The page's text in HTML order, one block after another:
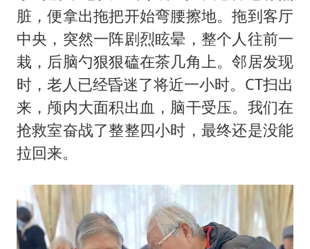
从科技创新看开局起步的时与势
脏，便拿出拖把开始弯腰擦地。拖到客厅
中央，突然一阵剧烈眩晕，整个人往前一
栽，后脑勺狠狠磕在茶几角上。邻居发现
时，老人已经昏迷了将近一小时。CT扫出
来，颅内大面积出血，脑干受压。我们在
抢救室奋战了整整四小时，最终还是没能
拉回来。